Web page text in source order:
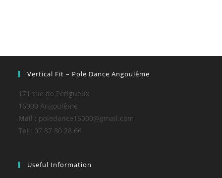
Vertical Fit – Pole Dance Angoulême
171 rue de Périgueux
16000 Angoulême
Mail : poledance16000@gmail.com
Tel : 07 87 80 28 66
Useful Information